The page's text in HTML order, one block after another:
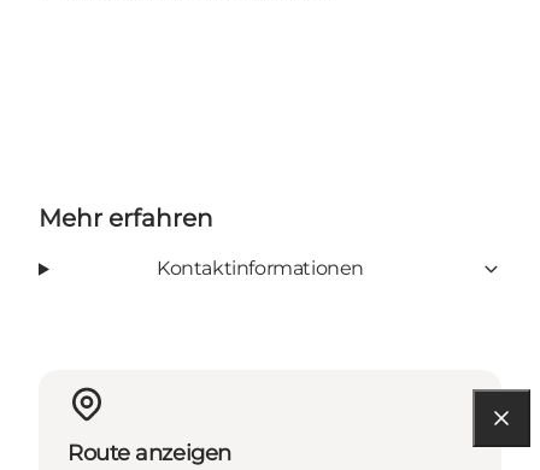
Mehr erfahren
Kontaktinformationen
Route anzeigen